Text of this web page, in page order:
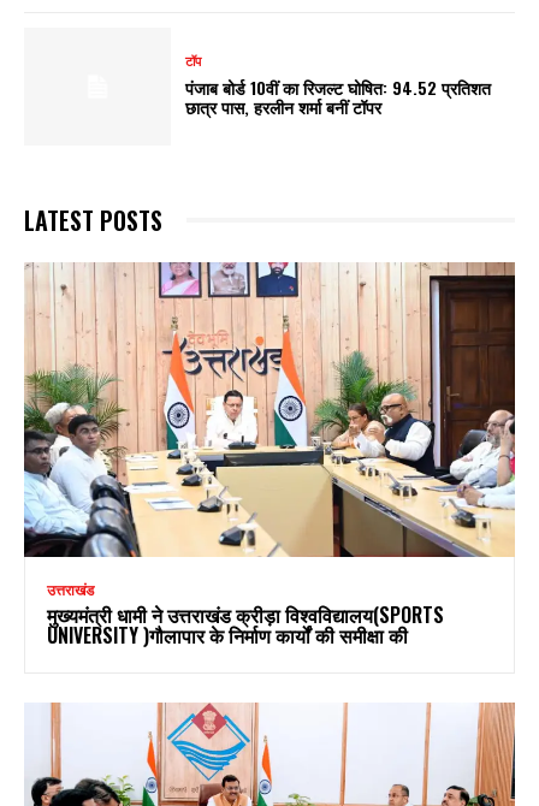
टॉप
पंजाब बोर्ड 10वीं का रिजल्ट घोषित: 94.52 प्रतिशत
छात्र पास, हरलीन शर्मा बनीं टॉपर
LATEST POSTS
उत्तराखंड
मुख्यमंत्री धामी ने उत्तराखंड क्रीड़ा विश्वविद्यालय(SPORTS
UNIVERSITY )गौलापार के निर्माण कार्यों की समीक्षा की